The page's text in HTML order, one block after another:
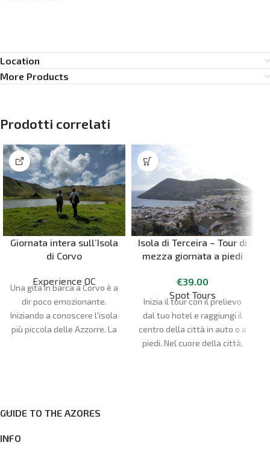
Location
More Products
Prodotti correlati
Giornata intera sull’Isola
di Corvo
Experience OC
Una gita in barca a Corvo è a
dir poco emozionante.
Iniziando a conoscere l'isola
più piccola delle Azzorre. La
Durata:5h
Isola di Terceira – Tour di
mezza giornata a piedi
€39.00
Spot Tours
Inizia il tour con il prelievo
dal tuo hotel e raggiungi il
centro della città in auto o a
piedi. Nel cuore della città,
GUIDE TO THE AZORES
INFO